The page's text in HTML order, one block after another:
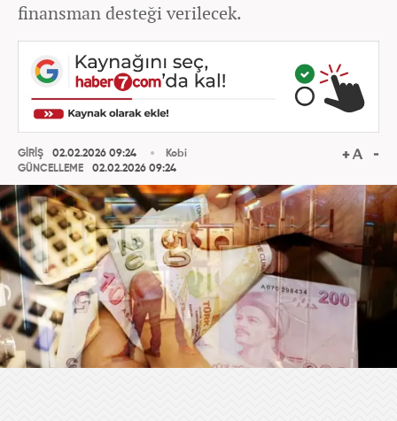
finansman desteği verilecek.
GİRİŞ
02.02.2026 09:24
GÜNCELLEME
02.02.2026 09:24
Kobi